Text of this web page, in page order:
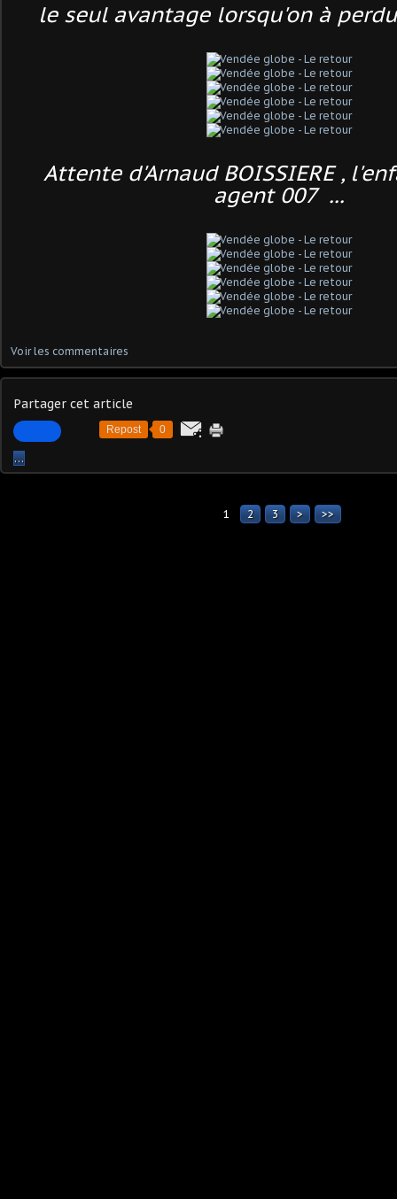
le seul avantage lorsqu'on à
Attente d'Arnaud BOISSIERE ,
agent 007 ...
Voir les commentaires
Partager cet article
Repost 0
…
1 2 3 > >>